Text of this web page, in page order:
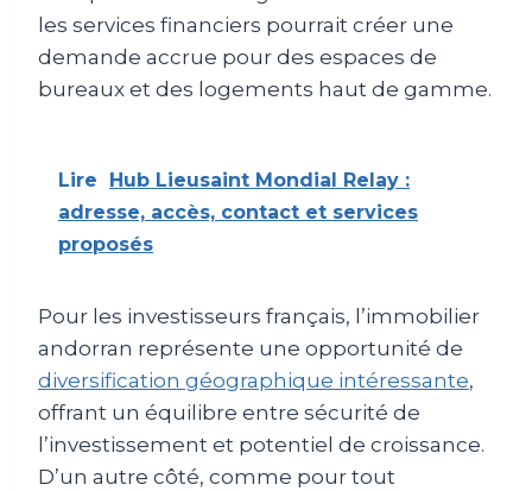
les services financiers pourrait créer une
demande accrue pour des espaces de
bureaux et des logements haut de gamme.
Lire
Hub Lieusaint Mondial Relay :
adresse, accès, contact et services
proposés
Pour les investisseurs français, l’immobilier
andorran représente une opportunité de
diversification géographique intéressante,
offrant un équilibre entre sécurité de
l’investissement et potentiel de croissance.
D’un autre côté, comme pour tout